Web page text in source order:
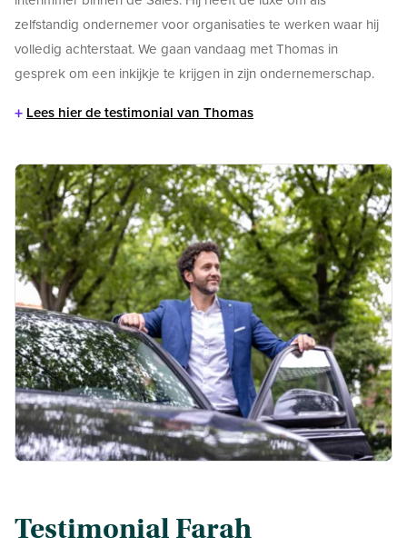
zelfstandig ondernemer voor organisaties te werken waar hij
volledig achterstaat. We gaan vandaag met Thomas in
gesprek om een inkijkje te krijgen in zijn ondernemerschap.
+Lees hier de testimonial van Thomas
Testimonial Farah